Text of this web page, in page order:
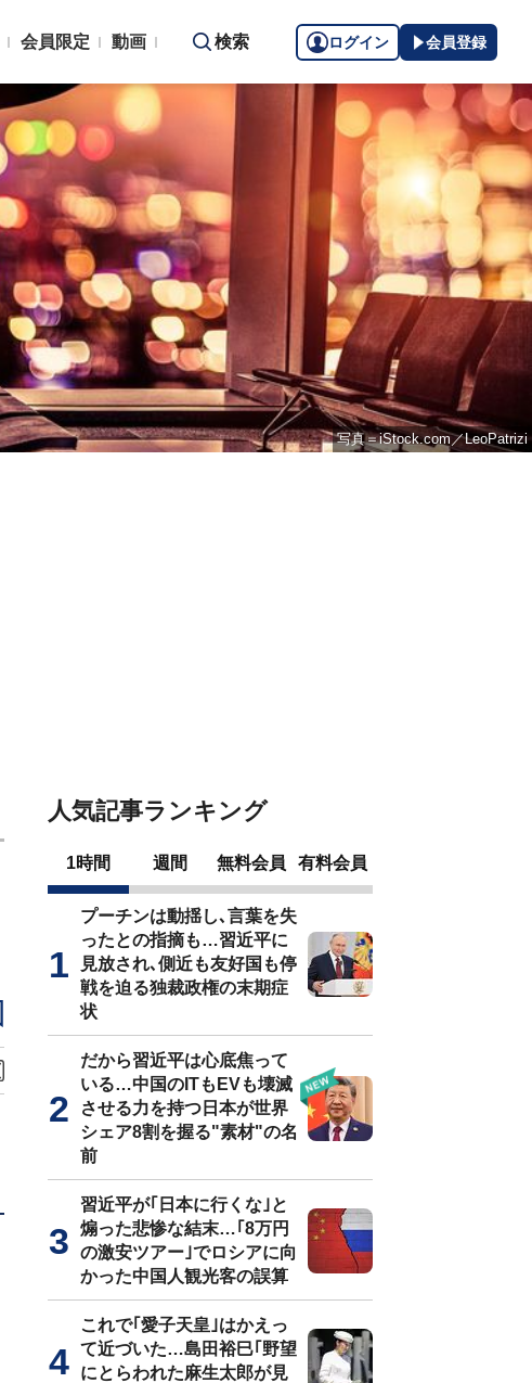
会員限定 動画 検索 ログイン 会員登録
写真＝iStock.com／LeoPatrizi
人気記事ランキング
1時間 週間 無料会員 有料会員
プーチンは動揺し､言葉を失
ったとの指摘も…習近平に
見放され､側近も友好国も停
戦を迫る独裁政権の末期症
状
だから習近平は心底焦って
いる…中国のITもEVも壊滅
させる力を持つ日本が世界
シェア8割を握る"素材"の名
前
習近平が｢日本に行くな｣と
煽った悲惨な結末…｢8万円
の激安ツアー｣でロシアに向
かった中国人観光客の誤算
これで｢愛子天皇｣はかえっ
て近づいた…島田裕巳｢野望
にとらわれた麻生太郎が見